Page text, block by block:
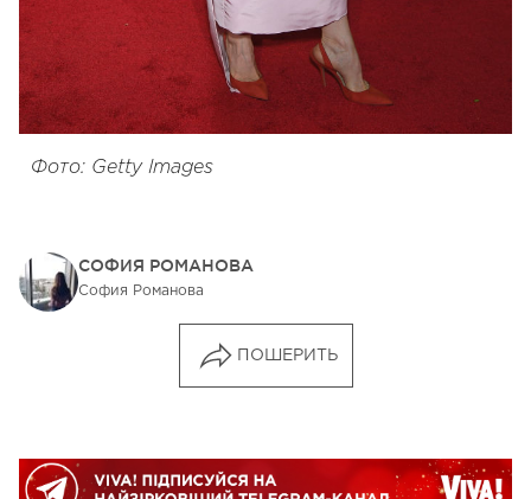
Фото: Getty Images
СОФИЯ РОМАНОВА
София Романова
ПОШЕРИТЬ